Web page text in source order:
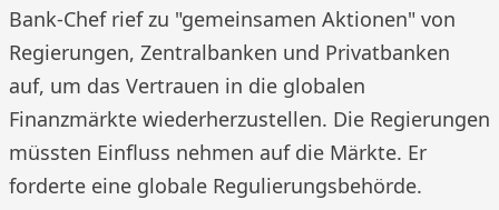
Bank-Chef rief zu "gemeinsamen Aktionen" von
Regierungen, Zentralbanken und Privatbanken
auf, um das Vertrauen in die globalen
Finanzmärkte wiederherzustellen. Die Regierungen
müssten Einfluss nehmen auf die Märkte. Er
forderte eine globale Regulierungsbehörde.